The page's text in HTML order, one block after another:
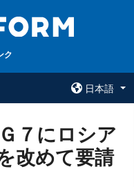
ク
日本語
ウクルインフォ
ルム
７にロシア
改めて要請